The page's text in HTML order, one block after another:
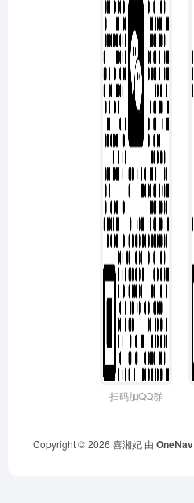
扫码加QQ群
Copyright © 2026 喜湘妃 由 OneNav